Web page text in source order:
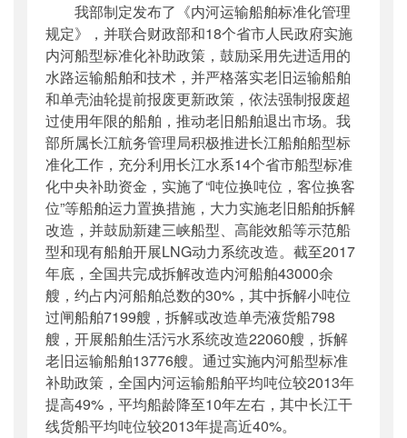
我部制定发布了《内河运输船舶标准化管理
规定》，并联合财政部和18个省市人民政府实施
内河船型标准化补助政策，鼓励采用先进适用的
水路运输船舶和技术，并严格落实老旧运输船舶
和单壳油轮提前报废更新政策，依法强制报废超
过使用年限的船舶，推动老旧船舶退出市场。我
部所属长江航务管理局积极推进长江船舶船型标
准化工作，充分利用长江水系14个省市船型标准
化中央补助资金，实施了“吨位换吨位，客位换客
位”等船舶运力置换措施，大力实施老旧船舶拆解
改造，并鼓励新建三峡船型、高能效船等示范船
型和现有船舶开展LNG动力系统改造。截至2017
年底，全国共完成拆解改造内河船舶43000余
艘，约占内河船舶总数的30%，其中拆解小吨位
过闸船舶7199艘，拆解或改造单壳液货船798
艘，开展船舶生活污水系统改造22060艘，拆解
老旧运输船舶13776艘。通过实施内河船型标准
补助政策，全国内河运输船舶平均吨位较2013年
提高49%，平均船龄降至10年左右，其中长江干
线货船平均吨位较2013年提高近40%。